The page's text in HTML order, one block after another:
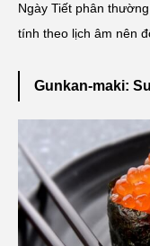
Ngày Tiết phân
tính theo lịch âm nên
Gunkan-maki: